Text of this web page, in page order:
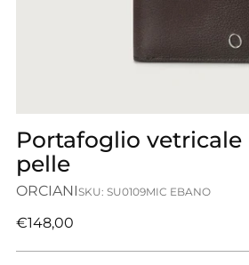
Portafoglio
pelle
ORCIANISKU: SU0109MIC EBANO
Prezzo
€148,00